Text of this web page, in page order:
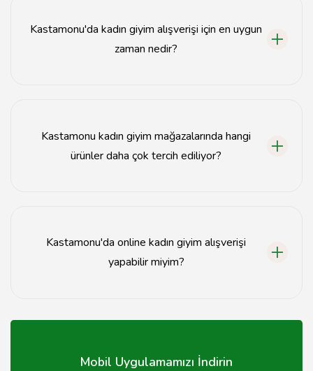
Kastamonu'da kadın giyim alışverişi için en uygun
zaman nedir?
Kastamonu kadın giyim mağazalarında hangi
ürünler daha çok tercih ediliyor?
Kastamonu'da online kadın giyim alışverişi
yapabilir miyim?
alışveriş imkanı sunmaktadır.
Mobil Uygulamamızı İndirin